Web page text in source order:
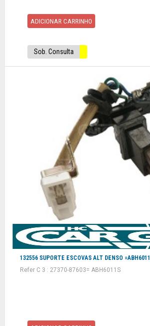
ADICIONAR CARRINHO
Sob. Consulta
132556 SUPORTE ESCOVAS ALT DENSO =ABH6011
Refer C 3 : 27370-87603= ABH6011S